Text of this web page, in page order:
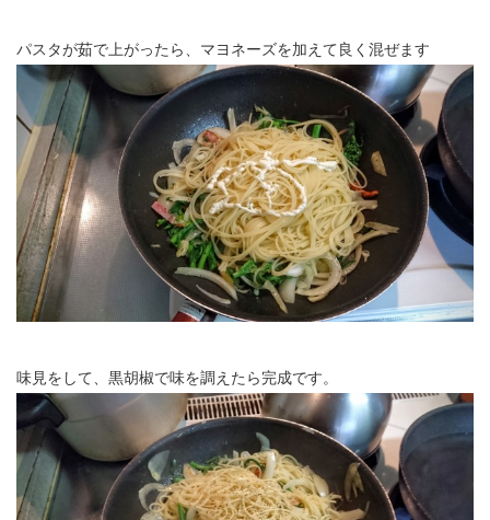
パスタが茹で上がったら、マヨネーズを加えて良く混ぜます
味見をして、黒胡椒で味を調えたら完成です。